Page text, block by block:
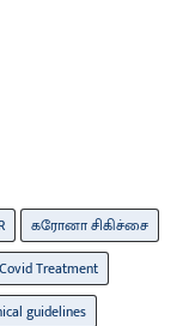
கரோனா சிகிச்சை
Covid Treatment
guidelines